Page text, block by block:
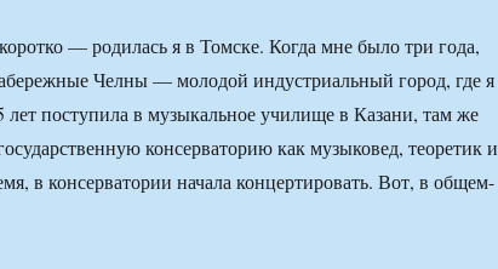
— родилась я в Томске. Когда мне было три года,
Челны — молодой индустриальный город, где я
лет поступила в музыкальное училище в Казани, там же
консерваторию как музыковед, теоретик и
в консерватории начала концертировать. Вот, в общем-